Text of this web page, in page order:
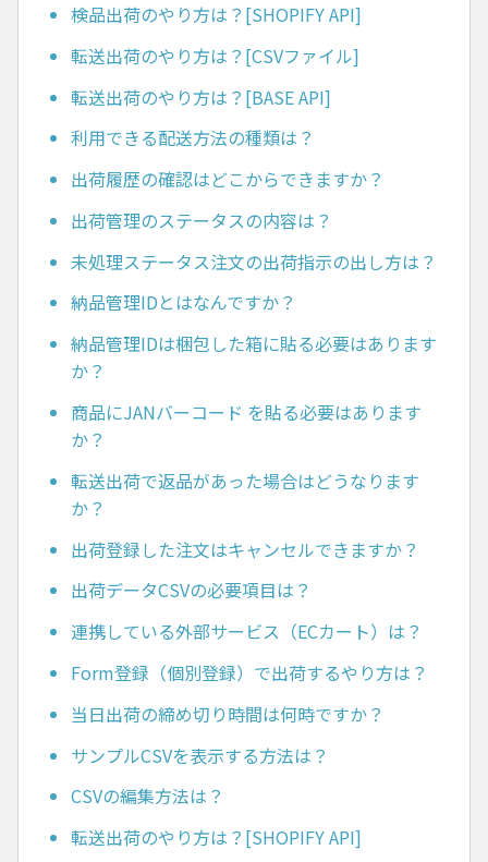
検品出荷のやり方は？[SHOPIFY API]
転送出荷のやり方は？[CSVファイル]
転送出荷のやり方は？[BASE API]
利用できる配送方法の種類は？
出荷履歴の確認はどこからできますか？
出荷管理のステータスの内容は？
未処理ステータス注文の出荷指示の出し方は？
納品管理IDとはなんですか？
納品管理IDは梱包した箱に貼る必要はあります
か？
商品にJANバーコード を貼る必要はあります
か？
転送出荷で返品があった場合はどうなります
か？
出荷登録した注文はキャンセルできますか？
出荷データCSVの必要項目は？
連携している外部サービス（ECカート）は？
Form登録（個別登録）で出荷するやり方は？
当日出荷の締め切り時間は何時ですか？
サンプルCSVを表示する方法は？
CSVの編集方法は？
転送出荷のやり方は？[SHOPIFY API]